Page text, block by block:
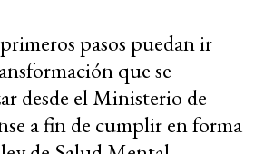
pasos puedan ir
que se
desde el Ministerio de
a fin de cumplir en forma